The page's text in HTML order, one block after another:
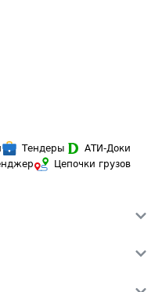
Тендеры
АТИ-Доки
Цепочки грузов